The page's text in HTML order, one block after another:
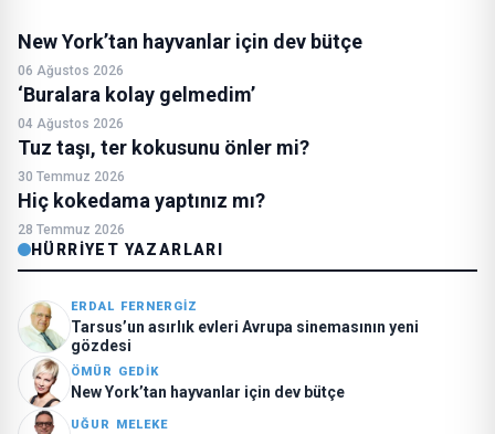
New York’tan hayvanlar için dev bütçe
06 Ağustos 2026
‘Buralara kolay gelmedim’
04 Ağustos 2026
Tuz taşı, ter kokusunu önler mi?
30 Temmuz 2026
Hiç kokedama yaptınız mı?
28 Temmuz 2026
HÜRRIYET YAZARLARI
ERDAL FERNERGIZ
Tarsus’un asırlık evleri Avrupa sinemasının yeni
gözdesi
ÖMÜR GEDİK
New York’tan hayvanlar için dev bütçe
UĞUR MELEKE